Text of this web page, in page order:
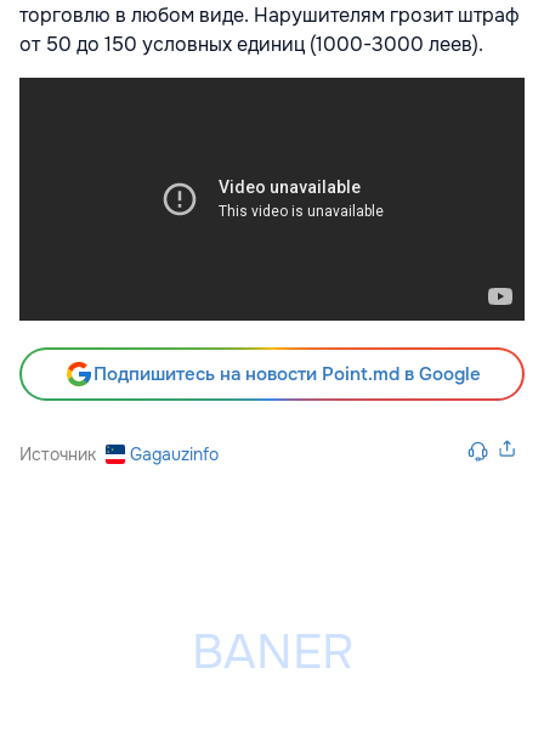
торговлю в любом виде. Нарушителям грозит штраф
от 50 до 150 условных единиц (1000-3000 леев).
Подпишитесь на новости Point.md в Google
Источник Gagauzinfo